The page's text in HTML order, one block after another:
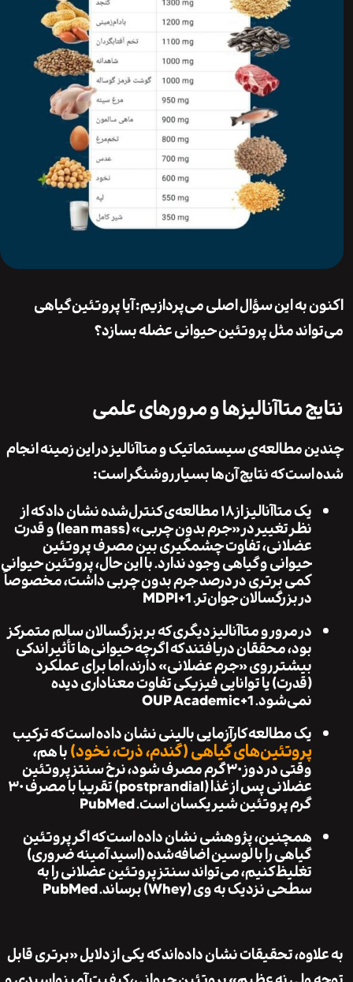
به این سؤال اصلی می‌پردازیم: آیا پروتئین گیاهی
مثل پروتئین حیوانی عضله بسازد؟
متاآنالیز‌ها و مرورهای علمی
مطالعه‌ی سیستماتیک و متاآنالیز در این زمینه انجام
که نتایج آن‌ها بسیار روشنگر است:
یک متاآنالیز از ۱۸ مطالعه‌ی کنترل‌شده نشان داد که از
نظر تغییر در «جرم بدون چربی» (lean mass) و قدرت
عضلانی، تفاوت چشمگیری بین مصرف پروتئین
حیوانی و گیاهی وجود ندارد. با این حال، پروتئین حیوانی
کمی برتری در درصد جرم بدون چربی داشت، مخصوصاً
در بزرگسالان جوان‌تر. MDPI+1
در مرور و متاآنالیز دیگری که بر بزرگسالان سالم متمرکز
بود، محققان دریافتند که اگرچه حیوانی‌ها تأثیر اندکی
بیشتر روی «جرم عضلانی» دارند، اما برای عملکرد
(قدرت) یا توانایی فیزیکی تفاوت معناداری دیده
نمی‌شود. OUP Academic+1
یک مطالعه کارآزمایی بالینی نشان داده است که ترکیب
پروتئین‌های گیاهی (گندم، ذرت، نخود)با هم،
وقتی در دوز ۳۰ گرم مصرف شود، نرخ سنتز پروتئین
عضلانی پس از غذا (postprandial) تقریبا با مصرف ۳۰
گرم پروتئین شیر یکسان است.PubMed
همچنین، پژوهشی نشان داده است که اگر پروتئین
گیاهی را با لوسین اضافه‌شده (اسید آمینه ضروری)
تغلیظ کنیم، می‌تواند سنتز پروتئین عضلانی را به
سطحی نزدیک به وی (Whey) برساند. PubMed
تحقیقات نشان داده‌اند که یکی از دلایل «برتری قابل